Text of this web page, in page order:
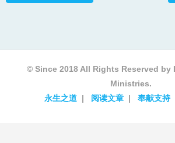
© Since 2018 All Rights Reserved
Ministries.
永生之道
阅读文章 奉献支持